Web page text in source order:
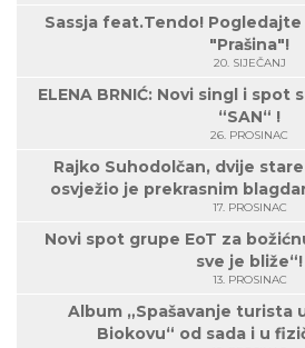
Sassja feat.Tendo!
"Prašina"!
20. SIJEČANJ
ELENA BRNIĆ: Novi singl i
“SAN“ !
26. PROSINAC
Rajko Suhodolčan, dvije
osvježio je prekrasnim
17. PROSINAC
Novi spot grupe EoT za
sve je bliže“!
13. PROSINAC
Album „Spašavanje turista
Biokovu“ od sada i u